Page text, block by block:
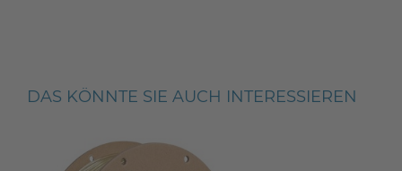
DAS KÖNNTE SIE AUCH INTERESSIEREN